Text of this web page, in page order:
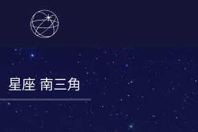
星座 南三角